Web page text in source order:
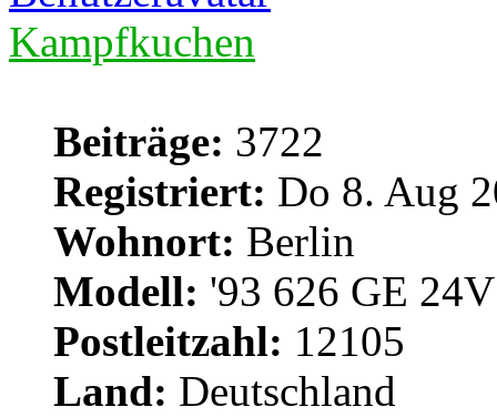
Kampfkuchen
Beiträge: 3722
Registriert: Do 8. Aug
Wohnort: Berlin
Modell: '93 626 GE
Postleitzahl: 12105
Land: Deutschland